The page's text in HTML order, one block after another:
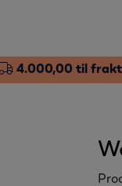
4.000,00 til